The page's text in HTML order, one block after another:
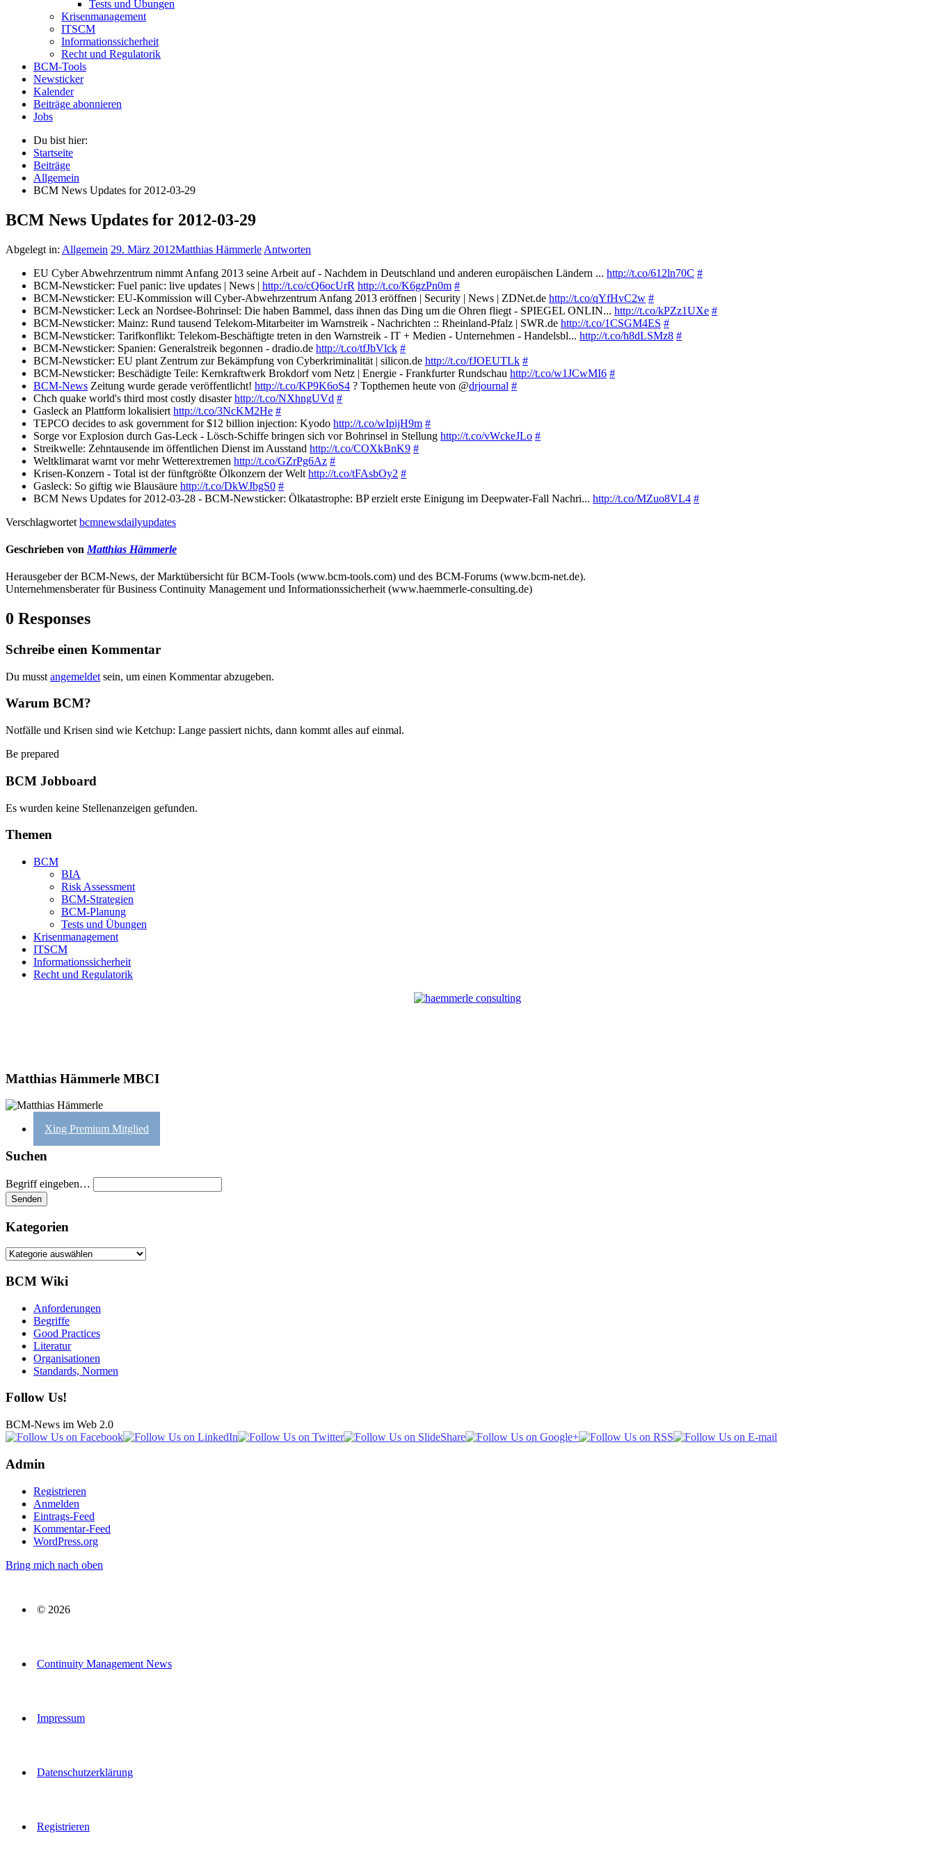
Tests und Übungen
Krisenmanagement
ITSCM
Informationssicherheit
Recht und Regulatorik
BCM-Tools
Newsticker
Kalender
Beiträge abonnieren
Jobs
Du bist hier:
Startseite
Beiträge
Allgemein
BCM News Updates for 2012-03-29
BCM News Updates for 2012-03-29
Abgelegt in: Allgemein 29. März 2012Matthias Hämmerle Antworten
EU Cyber Abwehrzentrum nimmt Anfang 2013 seine Arbeit auf - Nachdem in Deutschland und anderen europäischen Ländern ... http://t.co/612ln70C #
BCM-Newsticker: Fuel panic: live updates | News | http://t.co/cQ6ocUrR http://t.co/K6gzPn0m #
BCM-Newsticker: EU-Kommission will Cyber-Abwehrzentrum Anfang 2013 eröffnen | Security | News | ZDNet.de http://t.co/qYfHvC2w #
BCM-Newsticker: Leck an Nordsee-Bohrinsel: Die haben Bammel, dass ihnen das Ding um die Ohren fliegt - SPIEGEL ONLIN... http://t.co/kPZz1UXe #
BCM-Newsticker: Mainz: Rund tausend Telekom-Mitarbeiter im Warnstreik - Nachrichten :: Rheinland-Pfalz | SWR.de http://t.co/1CSGM4ES #
BCM-Newsticker: Tarifkonflikt: Telekom-Beschäftigte treten in den Warnstreik - IT + Medien - Unternehmen - Handelsbl... http://t.co/h8dLSMz8 #
BCM-Newsticker: Spanien: Generalstreik begonnen - dradio.de http://t.co/tfJbVlck #
BCM-Newsticker: EU plant Zentrum zur Bekämpfung von Cyberkriminalität | silicon.de http://t.co/fJOEUTLk #
BCM-Newsticker: Beschädigte Teile: Kernkraftwerk Brokdorf vom Netz | Energie - Frankfurter Rundschau http://t.co/w1JCwMI6 #
BCM-News Zeitung wurde gerade veröffentlicht! http://t.co/KP9K6oS4 ? Topthemen heute von @drjournal #
Chch quake world's third most costly disasterhttp://t.co/NXhngUVd #
Gasleck an Plattform lokalisiert http://t.co/3NcKM2He #
TEPCO decides to ask government for $12 billion injection: Kyodo http://t.co/wIpijH9m #
Sorge vor Explosion durch Gas-Leck - Lösch-Schiffe bringen sich vor Bohrinsel in Stellung http://t.co/vWckeJLo #
Streikwelle: Zehntausende im öffentlichen Dienst im Ausstand http://t.co/COXkBnK9 #
Weltklimarat warnt vor mehr Wetterextremen http://t.co/GZrPg6Az #
Krisen-Konzern - Total ist der fünftgrößte Ölkonzern der Welt http://t.co/tFAsbOy2 #
Gasleck: So giftig wie Blausäure http://t.co/DkWJbgS0 #
BCM News Updates for 2012-03-28 - BCM-Newsticker: Ölkatastrophe: BP erzielt erste Einigung im Deepwater-Fall Nachri... http://t.co/MZuo8VL4 #
Verschlagwortet bcmnewsdailyupdates
Geschrieben von Matthias Hämmerle
Herausgeber der BCM-News, der Marktübersicht für BCM-Tools (www.bcm-tools.com) und des BCM-Forums (www.bcm-net.de).
Unternehmensberater für Business Continuity Management und Informationssicherheit (www.haemmerle-consulting.de)
0 Responses
Schreibe einen Kommentar
Du musst angemeldet sein, um einen Kommentar abzugeben.
Warum BCM?
Notfälle und Krisen sind wie Ketchup: Lange passiert nichts, dann kommt alles auf einmal.
Be prepared
BCM Jobboard
Es wurden keine Stellenanzeigen gefunden.
Themen
BCM
BIA
Risk Assessment
BCM-Strategien
BCM-Planung
Tests und Übungen
Krisenmanagement
ITSCM
Informationssicherheit
Recht und Regulatorik
Matthias Hämmerle MBCI
Xing Premium Mitglied
Suchen
Begriff eingeben…
Kategorien
Kategorien
BCM Wiki
Anforderungen
Begriffe
Good Practices
Literatur
Organisationen
Standards, Normen
Follow Us!
BCM-News im Web 2.0
Admin
Registrieren
Anmelden
Eintrags-Feed
Kommentar-Feed
WordPress.org
Bring mich nach oben
© 2026
Continuity Management News
Impressum
Datenschutzerklärung
Registrieren